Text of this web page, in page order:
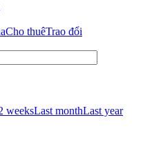
Cho thuêTrao đổi
weeksLast monthLast year